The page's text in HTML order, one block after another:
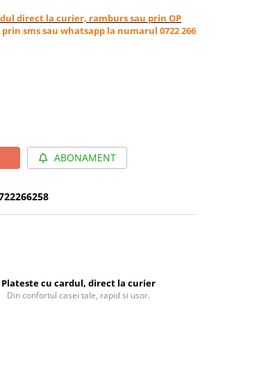
direct la curier, ramburs sau prin OP
sms sau whatsapp la numarul 0722 266
ABONAMENT
Plateste cu cardul, direct la curier
Din confortul casei tale, rapid si usor.